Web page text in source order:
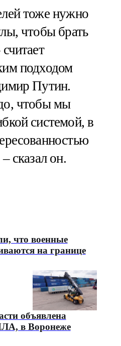
тоже нужно
чтобы брать
подходом
Путин.
чтобы мы
системой, в
сказал он.
что военные
на границе
объявлена
в Воронеже